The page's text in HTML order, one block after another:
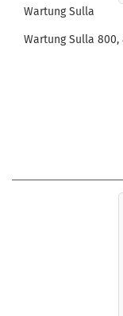
Wartung Sulla
Wartung Sulla